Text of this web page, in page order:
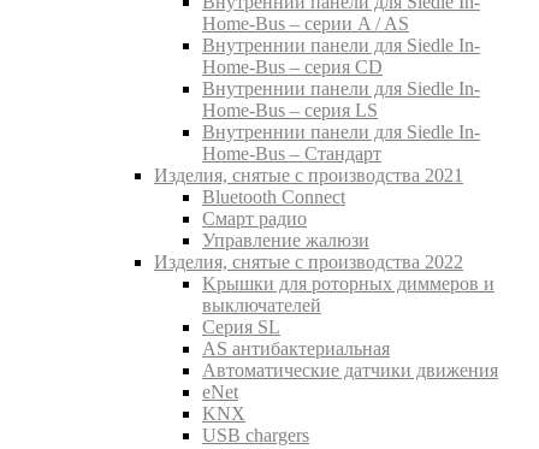
Home-Bus – серии A / AS
Внутреннии панели для Siedle In-
Home-Bus – серия CD
Внутреннии панели для Siedle In-
Home-Bus – серия LS
Внутреннии панели для Siedle In-
Home-Bus – Стандарт
Изделия, снятые с производства 2021
Bluetooth Connect
Смарт радио
Управление жалюзи
Изделия, снятые с производства 2022
Kрышки для роторных диммеров и
выключателей
Серия SL
AS антибактериальная
Aвтоматические датчики движения
eNet
KNX
USB chargers